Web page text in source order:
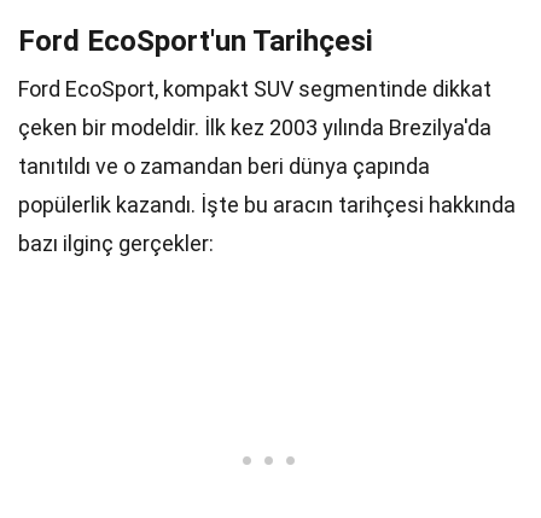
Ford EcoSport'un Tarihçesi
Ford EcoSport, kompakt SUV segmentinde dikkat
çeken bir modeldir. İlk kez 2003 yılında Brezilya'da
tanıtıldı ve o zamandan beri dünya çapında
popülerlik kazandı. İşte bu aracın tarihçesi hakkında
bazı ilginç gerçekler: